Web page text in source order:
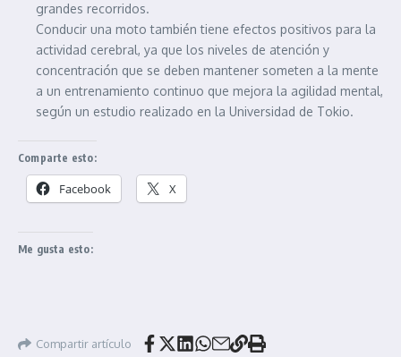
grandes recorridos.
Conducir una moto también tiene efectos positivos para la
actividad cerebral, ya que los niveles de atención y
concentración que se deben mantener someten a la mente
a un entrenamiento continuo que mejora la agilidad mental,
según un estudio realizado en la Universidad de Tokio.
Comparte esto:
Facebook X
Me gusta esto:
Compartir artículo